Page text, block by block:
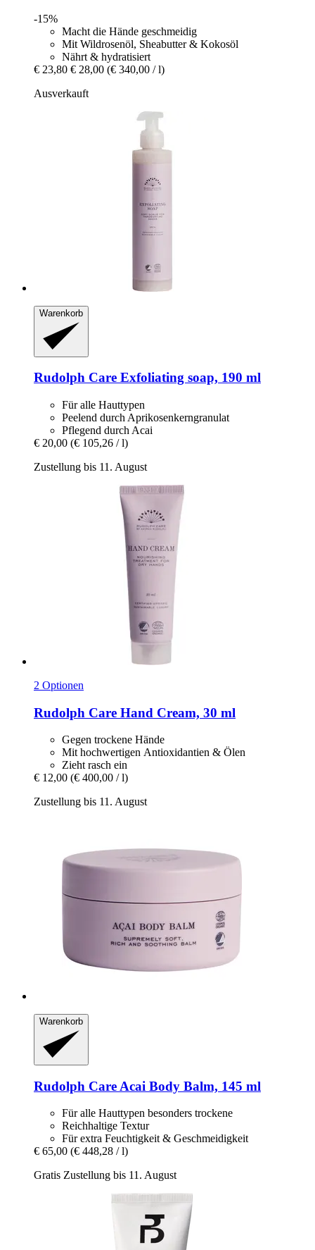
-15%
Macht die Hände geschmeidig
Mit Wildrosenöl, Sheabutter & Kokosöl
Nährt & hydratisiert
€ 23,80 € 28,00 (€ 340,00 / l)
Ausverkauft
Warenkorb
Rudolph Care Exfoliating soap, 190 ml
Für alle Hauttypen
Peelend durch Aprikosenkerngranulat
Pflegend durch Acai
€ 20,00 (€ 105,26 / l)
Zustellung bis 11. August
2 Optionen
Rudolph Care Hand Cream, 30 ml
Gegen trockene Hände
Mit hochwertigen Antioxidantien & Ölen
Zieht rasch ein
€ 12,00 (€ 400,00 / l)
Zustellung bis 11. August
Warenkorb
Rudolph Care Acai Body Balm, 145 ml
Für alle Hauttypen besonders trockene
Reichhaltige Textur
Für extra Feuchtigkeit & Geschmeidigkeit
€ 65,00 (€ 448,28 / l)
Gratis Zustellung bis 11. August